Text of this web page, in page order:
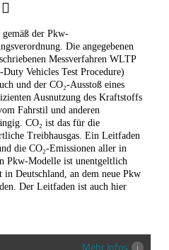
der Pkw-
Die angegebenen
Messverfahren WLTP
Vehicles Test Procedure)
und der CO₂-Ausstoß eines
Ausnutzung des Kraftstoffs
Fahrstil und anderen
CO₂ ist das für die
Treibhausgas. Ein Leitfaden
die CO₂-Emissionen aller in
Pkw-Modelle ist unentgeltlich
in Deutschland, an dem neue Pkw
Der Leitfaden ist auch hier
Mehr Infos